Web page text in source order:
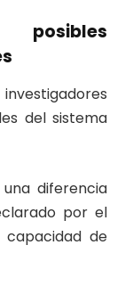
del sistema
diferencia
por el
de